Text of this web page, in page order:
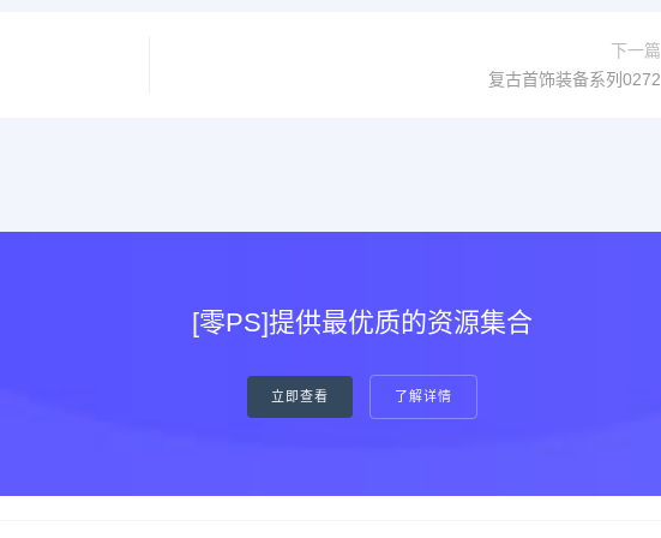
下一篇
复古首饰装备系列0272
[零PS]提供最优质的资源集合
立即查看 了解详情